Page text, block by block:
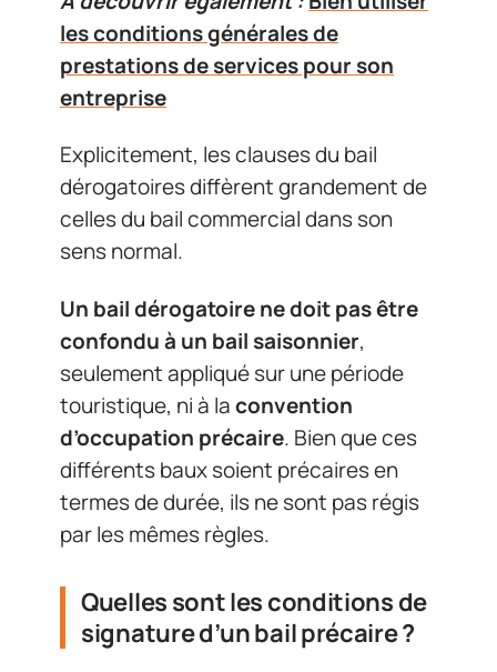
les conditions générales de
prestations de services pour son
entreprise
Explicitement, les clauses du bail
dérogatoires diffèrent grandement de
celles du bail commercial dans son
sens normal.
Un bail dérogatoire ne doit pas être
confondu à un bail saisonnier,
seulement appliqué sur une période
touristique, ni à laconvention
d’occupation précaire. Bien que ces
différents baux soient précaires en
termes de durée, ils ne sont pas régis
par les mêmes règles.
Quelles sont les conditions de
signature d’un bail précaire ?